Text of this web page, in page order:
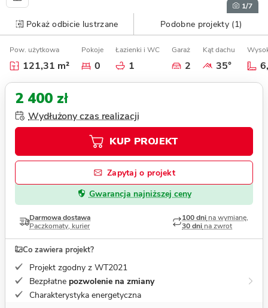
1/7
Pokaż odbicie lustrzane Podobne projekty (1)
Pow. użytkowa
121,31 m²
Pokoje
0
Łazienki i WC
1
Garaż
2
Kąt dachu
35°
2 400 zł
Wydłużony czas realizacji
KUP PROJEKT
Zapytaj o projekt
Gwarancja najniższej ceny
Darmowa dostawa
Paczkomaty, kurier
100 dni na wymianę,
30 dni na zwrot
Co zawiera projekt?
Projekt zgodny z WT2021
Bezpłatne pozwolenie na zmiany
Charakterystyka energetyczna